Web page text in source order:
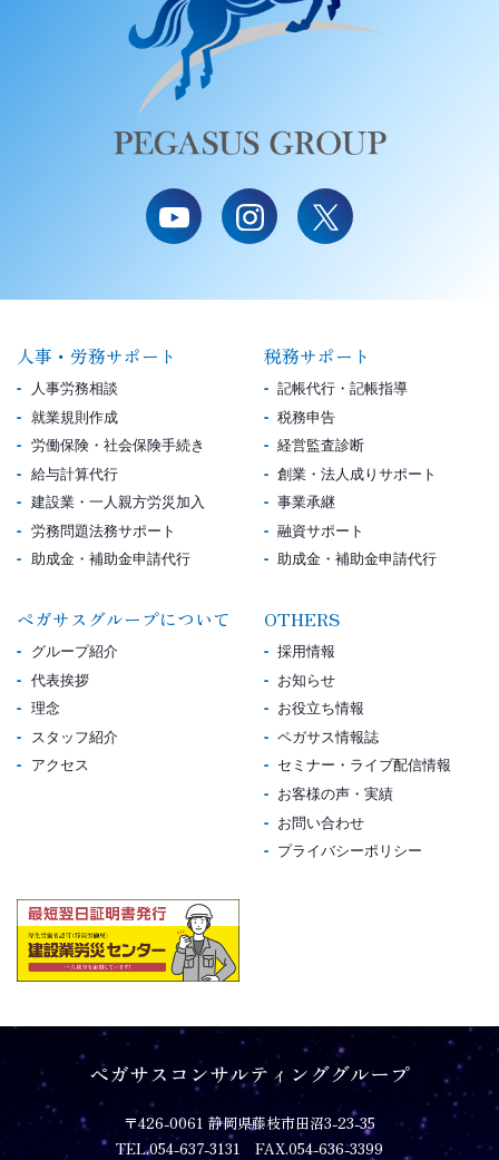
人事・労務サポート
人事労務相談
就業規則作成
労働保険・社会保険手続き
給与計算代行
建設業・一人親方労災加入
労務問題法務サポート
助成金・補助金申請代行
税務サポート
記帳代行・記帳指導
税務申告
経営監査診断
創業・法人成りサポート
事業承継
融資サポート
助成金・補助金申請代行
ペガサスグループについて
グループ紹介
代表挨拶
理念
スタッフ紹介
アクセス
OTHERS
採用情報
お知らせ
お役立ち情報
ペガサス情報誌
セミナー・ライブ配信情報
お客様の声・実績
お問い合わせ
プライバシーポリシー
ペガサスコンサルティンググループ
〒426-0061 静岡県藤枝市田沼3-23-35
TEL.054-637-3131 FAX.054-636-3399